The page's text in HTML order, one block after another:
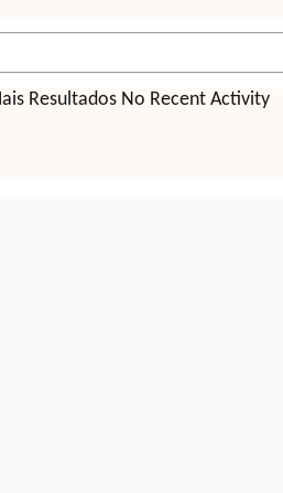
Resultados No Recent Activity